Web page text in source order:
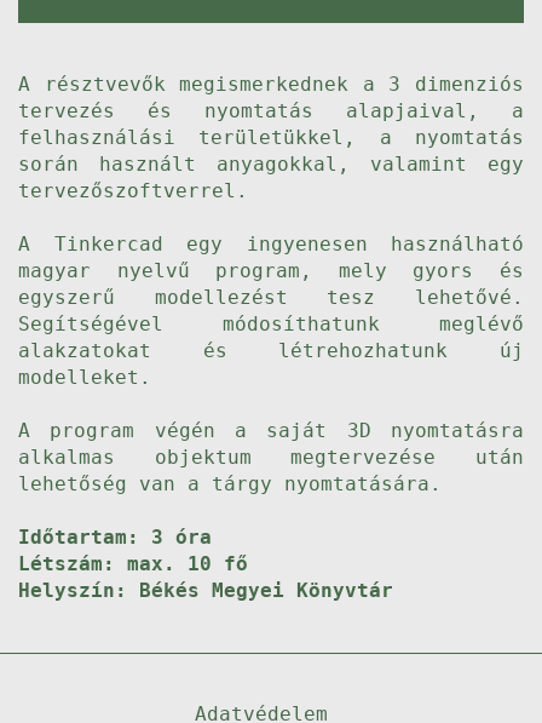
A résztvevők megismerkednek a 3 dimenziós
tervezés és nyomtatás alapjaival, a
felhasználási területükkel, a nyomtatás
során használt anyagokkal, valamint egy
tervezőszoftverrel.
A Tinkercad egy ingyenesen használható
magyar nyelvű program, mely gyors és
egyszerű modellezést tesz lehetővé.
Segítségével módosíthatunk meglévő
alakzatokat és létrehozhatunk új
modelleket.
A program végén a saját 3D nyomtatásra
alkalmas objektum megtervezése után
lehetőség van a tárgy nyomtatására.
Időtartam: 3 óra
Létszám: max. 10 fő
Helyszín: Békés Megyei Könyvtár
Adatvédelem